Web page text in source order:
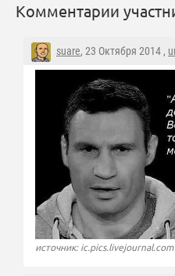
Комментарии
suare, 23 Октября 2014 ,
источник: ic.pics.livejournal.com